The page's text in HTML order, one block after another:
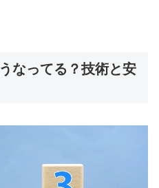
なってる？技術と安